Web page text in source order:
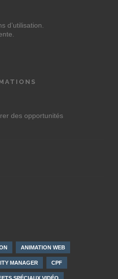
d’utilisation.
des opportunités
ANIMATION WEB
MANAGER CPF